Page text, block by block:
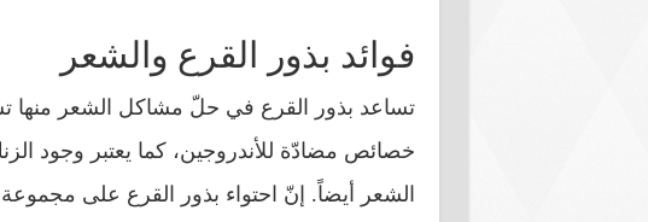
فوائد بذور القرع والشعر
تساعد بذور القرع في حلّ مشاكل الشعر منها
خصائص مضادّة للأندروجين، كما يعتبر وجود
الشعر أيضاً. إنّ احتواء بذور القرع على